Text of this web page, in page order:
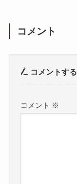
コメント
コメントする
コメント ※